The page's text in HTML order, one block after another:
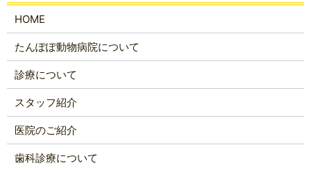
HOME
たんぽぽ動物病院について
診療について
スタッフ紹介
医院のご紹介
歯科診療について